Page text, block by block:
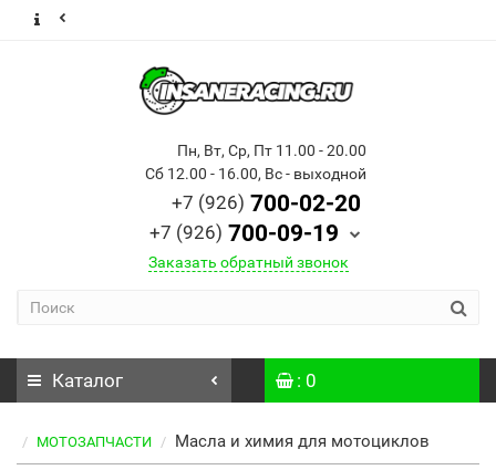
Пн, Вт, Ср, Пт 11.00 - 20.00
Сб 12.00 - 16.00, Вс - выходной
+7 (926) 700-02-20
+7 (926) 700-09-19
Заказать обратный звонок
Каталог : 0
МОТОЗАПЧАСТИ Масла и химия для мотоциклов